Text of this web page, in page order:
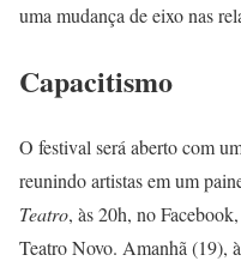
uma mudança de eixo nas
Capacitismo
O festival será aberto com
reunindo artistas em um
Teatro, às 20h, no
Teatro Novo. Amanhã (19),